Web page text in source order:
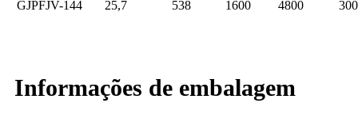
GJPFJV-144 25,7 538 1600 4800 300
Informações de embalagem